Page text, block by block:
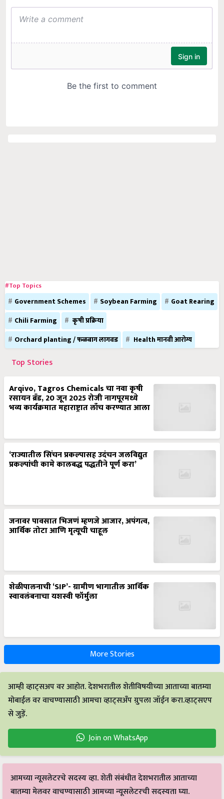
#Top Topics
Government Schemes Soybean Farming
Goat Rearing
Chili Farming
कृषी प्रक्रिया
Orchard planting / फळबाग लागवड
Health मानवी आरोग्य
Top Stories
Arqivo, Tagros Chemicals चा नवा कृषी
रसायन ब्रँड, 20 जून 2025 रोजी नागपूरमध्ये
भव्य कार्यक्रमात महाराष्ट्रात लाँच करण्यात आला
‘राज्यातील सिंचन प्रकल्पासह उदंचन जलविद्युत
प्रकल्पांची कामे कालबद्ध पद्धतीने पूर्ण करा’
जनावर पावसात भिजणं म्हणजे आजार, अपंगत्व,
आर्थिक तोटा आणि मृत्यूची चाहूल
शेळीपालनाची ‘SIP’- ग्रामीण भागातील आर्थिक
स्वावलंबनाचा यशस्वी फॉर्मुला
More Stories
आम्ही व्हाट्सअप वर आहोत. देशभरातील शेतीविषयीच्या आताच्या बातम्या
मोबाईल वर वाचण्यासाठी आमचा व्हाट्सअँप ग्रुपला जॉईन करा.व्हाट्सएप
से जुड़ें.
Join on WhatsApp
आमच्या न्यूसलेटरचे सदस्य व्हा. शेती संबंधीत देशभरातील आताच्या
बातम्या मेलवर वाचण्यासाठी आमच्या न्यूसलेटरची सदस्यता घ्या.